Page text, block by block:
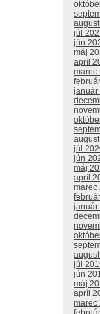
júl
jún
máj
apríl
marec
január
júl
jún
máj
apríl
marec
január
júl
jún
máj
apríl
marec